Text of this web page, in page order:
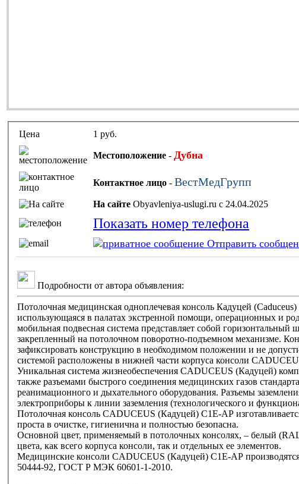
Цена 1 руб.
Местоположение - Дубна
Контактное лицо - ВестМедГрупп
На сайте Obyavleniya-uslugi.ru с 24.04.2025
Показать номер телефона
Отправить
Подробности от автора объявления:
Потолочная медицинская одноплечевая консоль Кадуцей
использующаяся в палатах экстренной помощи, операционных и
мобильная подвесная система представляет собой
закрепленный на потолочном поворотно-подъемном механизме.
зафиксировать конструкцию в необходимом положении и не
системой расположены в нижней части корпуса консоли
Уникальная система жизнеобеспечения CADUCEUS (Кадуцей)
также разъемами быстрого соединения медицинских газов
реанимационного и дыхательного оборудования. Разъемы
электроприборы к линии заземления (технологического и
Потолочная консоль CADUCEUS (Кадуцей) C1E-AP
проста в очистке, гигиенична и полностью безопасна.
Основной цвет, применяемый в потолочных консолях, – белый
цвета, как всего корпуса консоли, так и отдельных ее элементов.
Медицинские консоли CADUCEUS (Кадуцей) C1E-AP
50444-92, ГОСТ Р МЭК 60601-1-2010.